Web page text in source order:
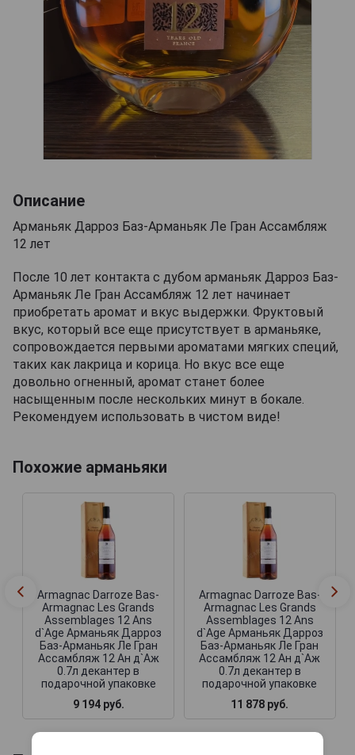
Описание
Арманьяк Дарроз Баз-Арманьяк Ле Гран Ассамбляж
12 лет
После 10 лет контакта с дубом арманьяк Дарроз Баз-
Арманьяк Ле Гран Ассамбляж 12 лет начинает
приобретать аромат и вкус выдержки. Фруктовый
вкус, который все еще присутствует в арманьяке,
сопровождается первыми ароматами мягких специй,
таких как лакрица и корица. Но вкус все еще
довольно огненный, аромат станет более
насыщенным после нескольких минут в бокале.
Рекомендуем использовать в чистом виде!
Похожие арманьяки
Armagnac Darroze Bas-
Armagnac Les Grands
Assemblages 12 Ans
d`Age Арманьяк Дарроз
Баз-Арманьяк Ле Гран
Ассамбляж 12 Ан д`Аж
0.7л декантер в
подарочной упаковке
9 194 руб.
Armagnac Darroze Bas-
Armagnac Les Grands
Assemblages 12 Ans
d`Age Арманьяк Дарроз
Баз-Арманьяк Ле Гран
Ассамбляж 12 Ан д`Аж
0.7л декантер в
подарочной упаковке
11 878 руб.